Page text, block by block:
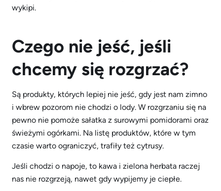
wykipi.
Czego nie jeść, jeśli
chcemy się rozgrzać?
Są produkty, których lepiej nie jeść, gdy jest nam zimno
i wbrew pozorom nie chodzi o lody. W rozgrzaniu się na
pewno nie pomoże sałatka z surowymi pomidorami oraz
świeżymi ogórkami. Na listę produktów, które w tym
czasie warto ograniczyć, trafiły też cytrusy.
Jeśli chodzi o napoje, to kawa i zielona herbata raczej
nas nie rozgrzeją, nawet gdy wypijemy je ciepłe.